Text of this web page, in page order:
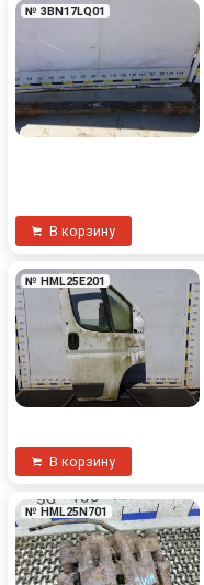
№ 3BN17LQ01
В корзину
№ HML25E201
В корзину
№ HML25N701